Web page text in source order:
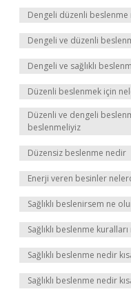
Dengeli düzenli
Dengeli ve düzenli
Dengeli ve sağlıklı
Düzenli beslenmek için
Düzenli ve dengeli
beslenmeliyiz
Düzensiz beslenme nedir
Enerji veren besinler
Sağlıklı beslenirsem ne
Sağlıklı beslenme
Sağlıklı beslenme nedir
Sağlıklı beslenme nedir